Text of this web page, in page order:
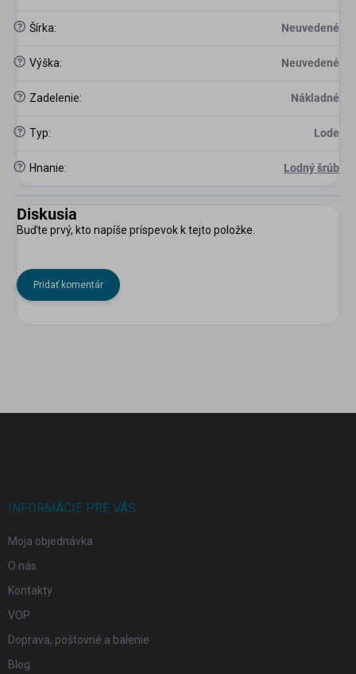
? Šírka: Neuvedené
? Výška: Neuvedené
? Zadelenie: Nákladné
? Typ: Lode
? Hnanie: Lodný šrúb
Diskusia
Buďte prvý, kto napíše príspevok k tejto položke.
Pridať komentár
INFORMÁCIE PRE VÁS
Moja objednávka
O nás
Kontakty
VOP
Doprava, poštovné a balenie
Blog